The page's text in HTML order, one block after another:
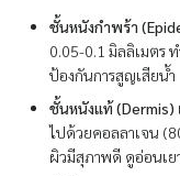
ชั้นหนังกำพร้า
0.05-0.1 มิลลิเมตร
ป้องกันการสูญเสียน้ำ
ชั้นหนังแท้ (Dermis)
ไปด้วยคอลลาเจน
ผิวมีสุภาพดี ดูอ่อนเย